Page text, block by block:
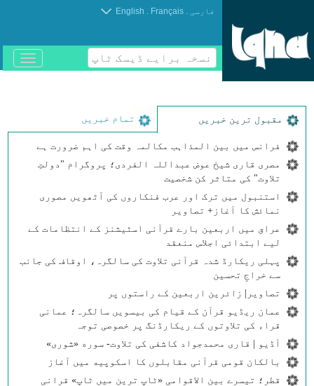
فارسی .
Français
.
English
نسخہ برایے ڈیسک ٹاپ
باز
و
مقبول ترین خبریں تمام خبریں
فرانس میں بین المذاہب مکالمہ وقت کی اہم ضرورت ہے
مصری قاری شیخ عوض عبداللہ الفردی؛ پروگرام "دولتِ
تلاوت" کی متاثر کن شخصیت
استنبول میں ترک اور عرب فنکاروں کی آٹھویں مصوری
نمائش کا آغاز+ تصاویر
عراق میں اربعین بارے قرآنی اسٹیشنز کے انتظامات کے
لیے ابتدائی اجلاس منعقد
پہلی ریکارڈ شدہ قرآنی تلاوت کی سالگرہ، اوقاف کی جانب
سے خراجِ تحسین
تصاویر| زائرین اربعین کے راستوں پر
عمان ریڈیو قرآن کے قیام کی بیسویں سالگرہ؛ عمانی
قراء کی تلاوتوں کے ریکارڈنگ پر خصوصی توجہ
آڈیو | قاری محمدجواد کاشفی کی تلاوت- سوره‌‌ «شوری»
بالکان قومی قرآنی مقابلوں کا اسکوپیه میں آغاز
قطر؛ تیسرے بین الاقوامی «ٹاپ ترین میں ٹاپ» قرانی